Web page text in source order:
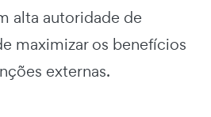
alta autoridade de
maximizar os benefícios
externas.